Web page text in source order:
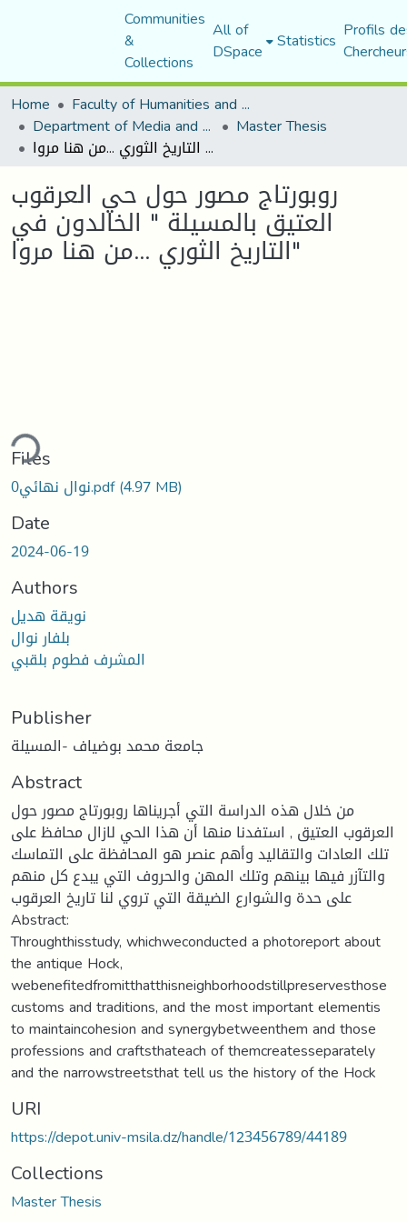
Communities
&
Collections
All of
DSpace Statistics Profils
Home
Faculty of Humanities and Social Sciences
Department of Media and Communication Studies Master Thesis
روبورتاج مصور حول حي العرقوب العتيق بالمسيلة " الخالدون في التاريخ الثوري ...من هنا مروا"
روبورتاج مصور حول حي العرقوب
العتيق بالمسيلة " الخالدون في
التاريخ الثوري ...من هنا مروا"
Files
نوال نهائي0.pdf(4.97 MB)
Date
2024-06-19
Authors
نويقة هديل
بلفار نوال
المشرف فطوم بلقبي
Publisher
جامعة محمد بوضياف -المسيلة
Abstract
من خلال هذه الدراسة التي أجريناها روبورتاج مصور حول
العرقوب العتيق , استفدنا منها أن هذا الحي لازال محافظ على
تلك العادات والتقاليد وأهم عنصر هو المحافظة على التماسك
والتآزر فيها بينهم وتلك المهن والحروف التي يبدع كل منهم
على حدة والشوارع الضيقة التي تروي لنا تاريخ العرقوب
Abstract:
Throughthisstudy, whichweconducted a photoreport about
the antique Hock,
webenefitedfromitthatthisneighborhoodstillpreservesthose
customs and traditions, and the most important elementis
to maintaincohesion and synergybetweenthem and those
professions and craftsthateach of themcreatesseparately
and the narrowstreetsthat tell us the history of the Hock
URI
https://depot.univ-msila.dz/handle/123456789/44189
Collections
Master Thesis